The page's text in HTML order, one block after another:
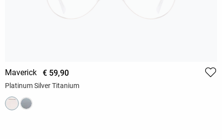
Maverick € 59,90
Platinum Silver Titanium